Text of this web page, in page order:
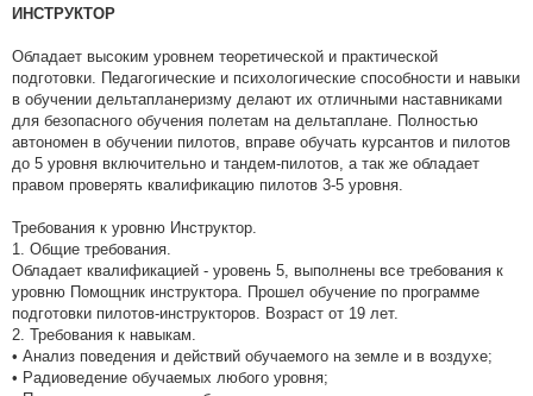
ИНСТРУКТОР
Обладает высоким уровнем теоретической и практической
подготовки. Педагогические и психологические способности и навыки
в обучении дельтапланеризму делают их отличными наставниками
для безопасного обучения полетам на дельтаплане. Полностью
автономен в обучении пилотов, вправе обучать курсантов и пилотов
до 5 уровня включительно и тандем-пилотов, а так же обладает
правом проверять квалификацию пилотов 3-5 уровня.
Требования к уровню Инструктор.
1. Общие требования.
Обладает квалификацией - уровень 5, выполнены все требования к
уровню Помощник инструктора. Прошел обучение по программе
подготовки пилотов-инструкторов. Возраст от 19 лет.
2. Требования к навыкам.
• Анализ поведения и действий обучаемого на земле и в воздухе;
• Радиоведение обучаемых любого уровня;